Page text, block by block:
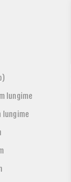
lungime
lungime